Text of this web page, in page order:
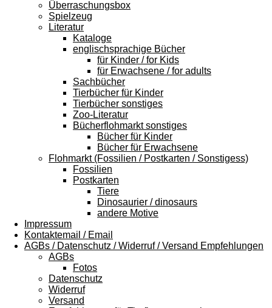
Überraschungsbox
Spielzeug
Literatur
Kataloge
englischsprachige Bücher
für Kinder / for Kids
für Erwachsene / for adults
Sachbücher
Tierbücher für Kinder
Tierbücher sonstiges
Zoo-Literatur
Bücherflohmarkt sonstiges
Bücher für Kinder
Bücher für Erwachsene
Flohmarkt (Fossilien / Postkarten / Sonstigess)
Fossilien
Postkarten
Tiere
Dinosaurier / dinosaurs
andere Motive
Impressum
Kontaktemail / Email
AGBs / Datenschutz / Widerruf / Versand Empfehlungen
AGBs
Fotos
Datenschutz
Widerruf
Versand